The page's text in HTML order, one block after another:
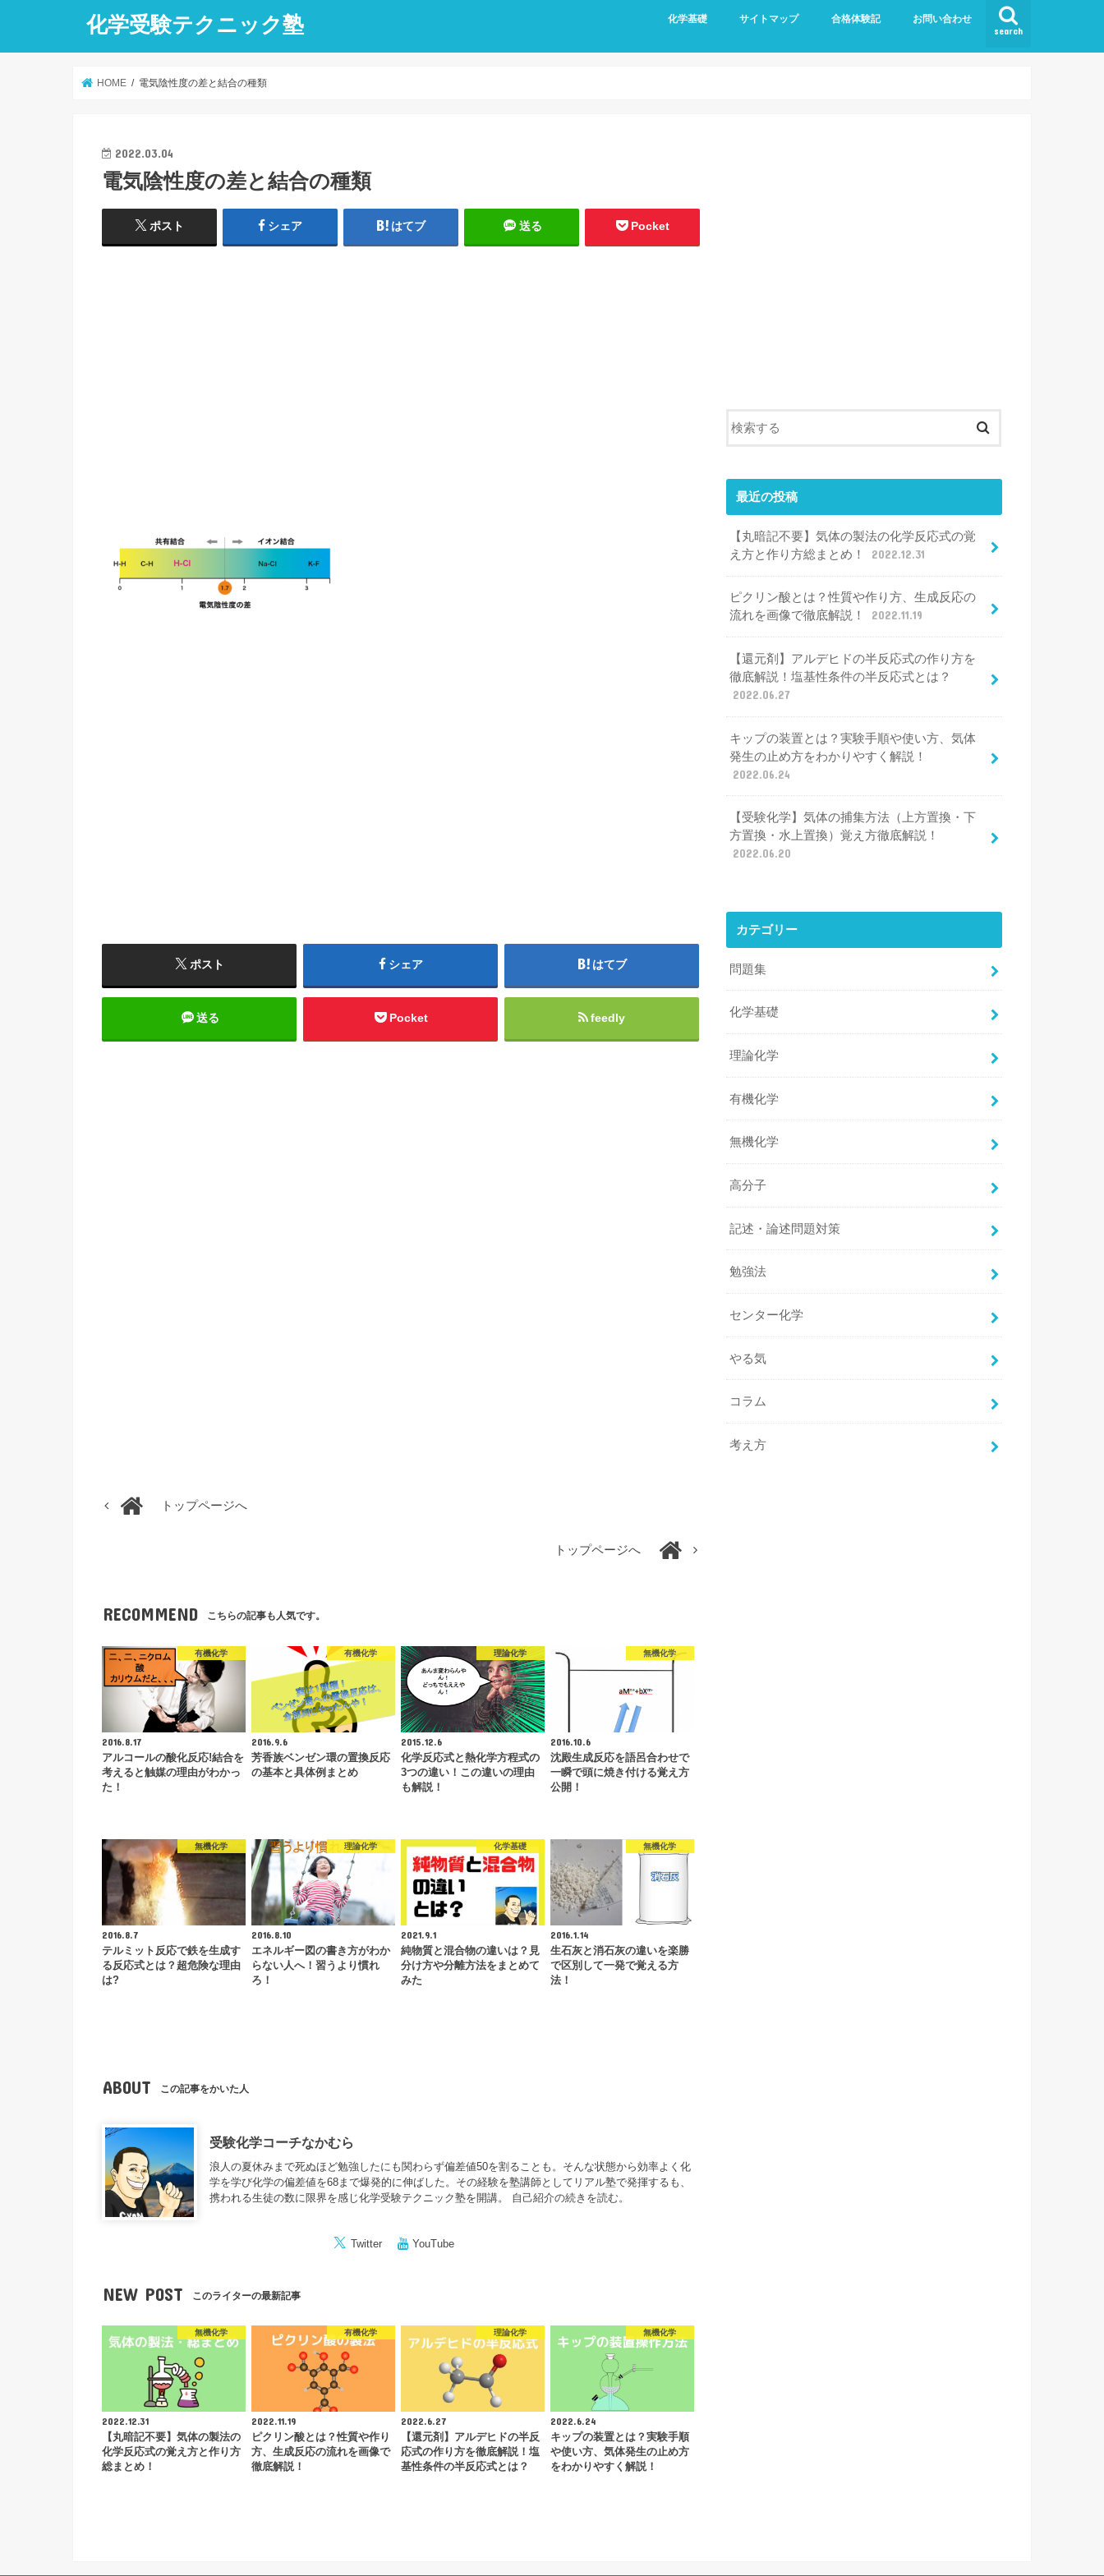
化学受験テクニック塾 search
化学基礎 サイトマップ 合格体験記 お問い合わせ
HOME 電気陰性度の差と結合の種類
2022.03.04
電気陰性度の差と結合の種類
ポスト シェア はてブ 送る Pocket
ポスト シェア はてブ
送る Pocket feedly
トップページへ
トップページへ
RECOMMEND こちらの記事も人気です。
有機化学
2016.8.17
アルコールの酸化反応!結合を
考えると触媒の理由がわかっ
た！
有機化学
2016.9.6
芳香族ベンゼン環の置換反応
の基本と具体例まとめ
理論化学
2015.12.6
化学反応式と熱化学方程式の
3つの違い！この違いの理由
も解説！
無機化学
2016.10.6
沈殿生成反応を語呂合わせで
一瞬で頭に焼き付ける覚え方
公開！
無機化学
2016.8.7
テルミット反応で鉄を生成す
る反応式とは？超危険な理由
は?
理論化学
2016.8.10
エネルギー図の書き方がわか
らない人へ！習うより慣れ
ろ！
化学基礎
2021.9.1
純物質と混合物の違いは？見
分け方や分離方法をまとめて
みた
無機化学
2016.1.14
生石灰と消石灰の違いを楽勝
で区別して一発で覚える方
法！
ABOUT この記事をかいた人
受験化学コーチなかむら
浪人の夏休みまで死ぬほど勉強したにも関わらず偏差値50を割ることも。そんな状態から効率よく化
学を学び化学の偏差値を68まで爆発的に伸ばした。その経験を塾講師としてリアル塾で発揮するも、
携われる生徒の数に限界を感じ化学受験テクニック塾を開講。 自己紹介の続きを読む。
Twitter YouTube
NEW POST このライターの最新記事
無機化学
2022.12.31
【丸暗記不要】気体の製法の
化学反応式の覚え方と作り方
総まとめ！
有機化学
2022.11.19
ピクリン酸とは？性質や作り
方、生成反応の流れを画像で
徹底解説！
理論化学
2022.6.27
【還元剤】アルデヒドの半反
応式の作り方を徹底解説！塩
基性条件の半反応式とは？
無機化学
2022.6.24
キップの装置とは？実験手順
や使い方、気体発生の止め方
をわかりやすく解説！
最近の投稿
【丸暗記不要】気体の製法の化学反応式の覚
え方と作り方総まとめ！
2022.12.31
ピクリン酸とは？性質や作り方、生成反応の
流れを画像で徹底解説！
2022.11.19
【還元剤】アルデヒドの半反応式の作り方を
徹底解説！塩基性条件の半反応式とは？
2022.06.27
キップの装置とは？実験手順や使い方、気体
発生の止め方をわかりやすく解説！
2022.06.24
【受験化学】気体の捕集方法（上方置換・下
方置換・水上置換）覚え方徹底解説！
2022.06.20
カテゴリー
問題集
化学基礎
理論化学
有機化学
無機化学
高分子
記述・論述問題対策
勉強法
センター化学
やる気
コラム
考え方